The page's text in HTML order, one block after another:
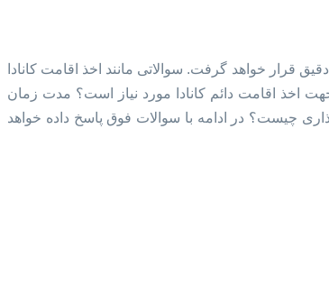
قرار خواهد گرفت. سوالاتی مانند اخذ اقامت کانادا
اخذ اقامت دائم کانادا مورد نیاز است؟ مدت زمان
چیست؟ در ادامه با سوالات فوق پاسخ داده خواهد